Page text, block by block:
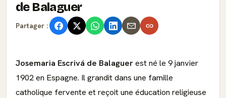
de Balaguer
Partager :
Josemaria Escrivá de Balaguerest né le 9 janvier
1902 en Espagne. Il grandit dans une famille
catholique fervente et reçoit une éducation religieuse